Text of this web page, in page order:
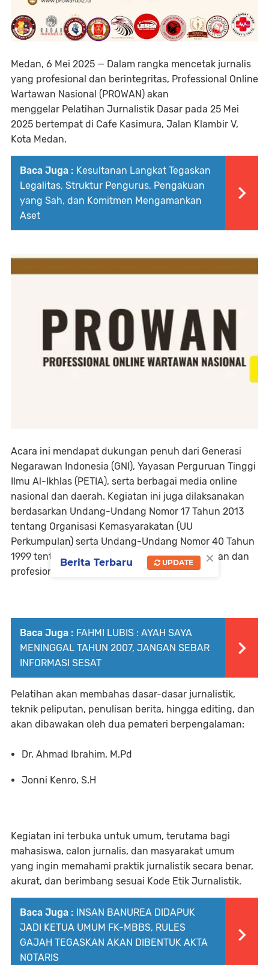
Medan, 6 Mei 2025 — Dalam rangka mencetak jurnalis
yang profesional dan berintegritas, Professional Online
Wartawan Nasional (PROWAN) akan
menggelar Pelatihan Jurnalistik Dasar pada 25 Mei
2025 bertempat di Cafe Kasimura, Jalan Klambir V,
Kota Medan.
Baca Juga : Kesultanan Langkat Tegaskan
Legalitas, Struktur Pengurus, Pengakuan
yang Sah, dan Komitmen Mengamankan
Aset
Acara ini mendapat dukungan penuh dari Generasi
Negarawan Indonesia (GNI), Yayasan Perguruan Tinggi
Ilmu Al-Ikhlas (PETIA), serta berbagai media online
nasional dan daerah. Kegiatan ini juga dilaksanakan
berdasarkan Undang-Undang Nomor 17 Tahun 2013
tentang Organisasi Kemasyarakatan (UU
Perkumpulan) serta Undang-Undang Nomor 40 Tahun
1999 tentang Pers
, yang menjamin kemerdekaan dan
profesionalisme pers di Indonesia.
Baca Juga : FAHMI LUBIS : AYAH SAYA
MENINGGAL TAHUN 2007, JANGAN SEBAR
INFORMASI SESAT
Pelatihan akan membahas dasar-dasar jurnalistik,
teknik peliputan, penulisan berita, hingga editing, dan
akan dibawakan oleh dua pemateri berpengalaman:
Dr. Ahmad Ibrahim, M.Pd
Jonni Kenro, S.H
Kegiatan ini terbuka untuk umum, terutama bagi
mahasiswa, calon jurnalis, dan masyarakat umum
yang ingin memahami praktik jurnalistik secara benar,
akurat, dan berimbang sesuai Kode Etik Jurnalistik.
Baca Juga : INSAN BANUREA DIDAPUK
JADI KETUA UMUM FK-MBBS, RULES
GAJAH TEGASKAN AKAN DIBENTUK AKTA
NOTARIS
×
Berita Terbaru UPDATE